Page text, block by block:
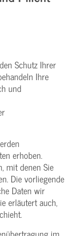
Schutz Ihrer
Ihre
und
erhoben.
mit denen Sie
Die vorliegende
Daten wir
erläutert auch,